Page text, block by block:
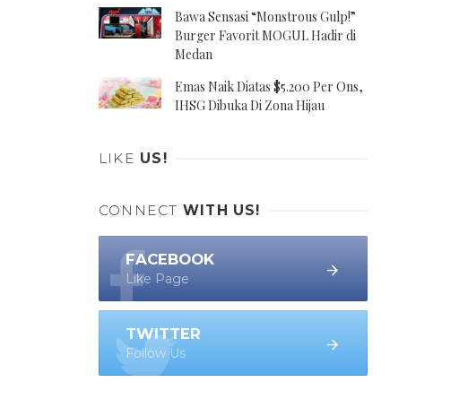
Bawa Sensasi “Monstrous Gulp!”
Burger Favorit MOGUL Hadir di
Medan
Emas Naik Diatas $5.200 Per Ons,
IHSG Dibuka Di Zona Hijau
LIKE US!
CONNECT WITH US!
FACEBOOK
Like Page
TWITTER
Follow Us